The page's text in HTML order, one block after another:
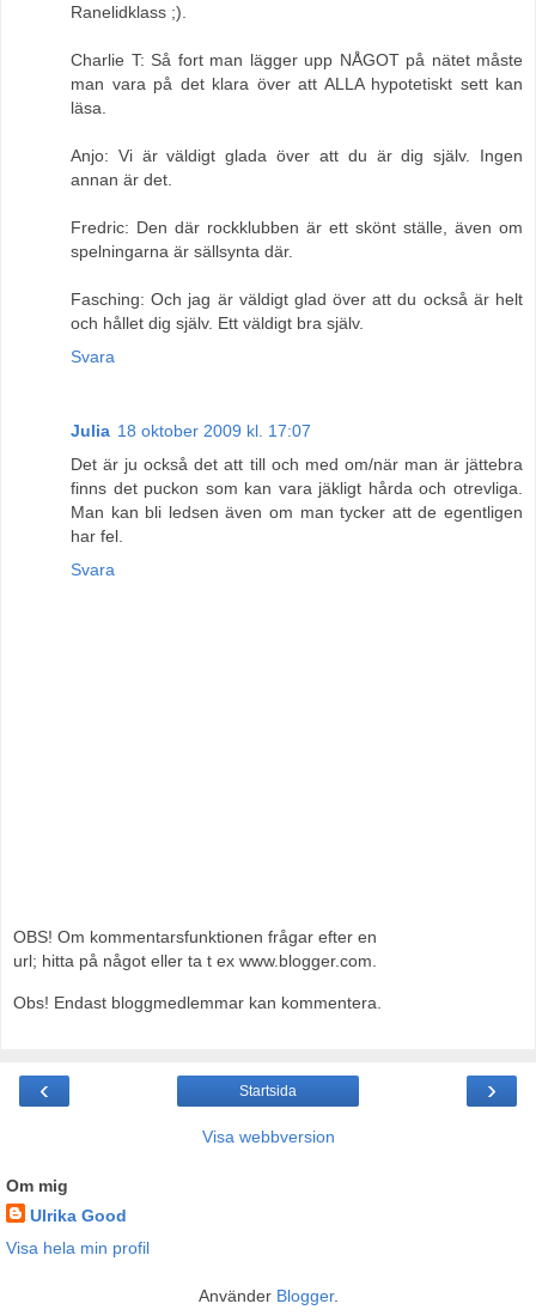
Ranelidklass ;).
Charlie T: Så fort man lägger upp NÅGOT på nätet måste
man vara på det klara över att ALLA hypotetiskt sett kan
läsa.
Anjo: Vi är väldigt glada över att du är dig själv. Ingen
annan är det.
Fredric: Den där rockklubben är ett skönt ställe, även om
spelningarna är sällsynta där.
Fasching: Och jag är väldigt glad över att du också är helt
och hållet dig själv. Ett väldigt bra själv.
Svara
Julia 18 oktober 2009 kl. 17:07
Det är ju också det att till och med om/när man är jättebra
finns det puckon som kan vara jäkligt hårda och otrevliga.
Man kan bli ledsen även om man tycker att de egentligen
har fel.
Svara
OBS! Om kommentarsfunktionen frågar efter en
url; hitta på något eller ta t ex www.blogger.com.
Obs! Endast bloggmedlemmar kan kommentera.
‹ ›
Startsida
Visa webbversion
Om mig
Ulrika Good
Visa hela min profil
Använder Blogger.